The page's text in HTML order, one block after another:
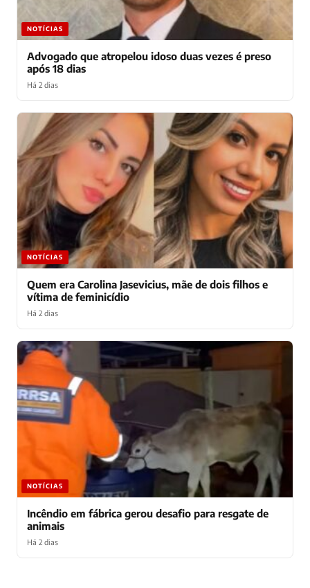
NOTÍCIAS
Advogado que atropelou idoso duas vezes é preso
após 18 dias
Há 2 dias
NOTÍCIAS
Quem era Carolina Jasevicius, mãe de dois filhos e
vítima de feminicídio
Há 2 dias
NOTÍCIAS
Incêndio em fábrica gerou desafio para resgate de
animais
Há 2 dias